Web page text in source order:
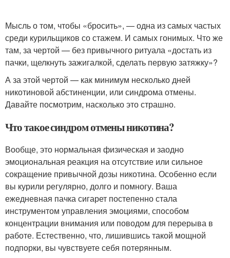
Мысль о том, чтобы «бросить», — одна из самых частых
среди курильщиков со стажем. И самых гонимых. Что же
там, за чертой — без привычного ритуала «достать из
пачки, щелкнуть зажигалкой, сделать первую затяжку»?
А за этой чертой — как минимум несколько дней
никотиновой абстиненции, или синдрома отмены.
Давайте посмотрим, насколько это страшно.
Что такое синдром отмены никотина?
Вообще, это нормальная физическая и заодно
эмоциональная реакция на отсутствие или сильное
сокращение привычной дозы никотина. Особенно если
вы курили регулярно, долго и помногу. Ваша
ежедневная пачка сигарет постепенно стала
инструментом управления эмоциями, способом
концентрации внимания или поводом для перерыва в
работе. Естественно, что, лишившись такой мощной
подпорки, вы чувствуете себя потерянным.